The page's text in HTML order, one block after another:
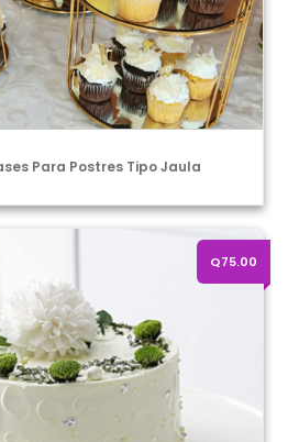
Para Postres Tipo Jaula
para pastel 25 cm. diametro x 10
Q75.00